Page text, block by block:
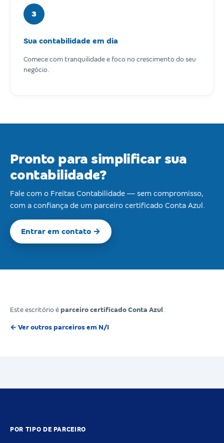
3
Sua contabilidade em dia
Comece com tranquilidade e foco no crescimento do seu
negócio.
Pronto para simplificar sua
contabilidade?
Fale com o Freitas Contabilidade — sem compromisso,
com a confiança de um parceiro certificado Conta Azul.
Entrar em contato →
Este escritório é parceiro certificado Conta Azul
← Ver outros parceiros em N/I
POR TIPO DE PARCEIRO